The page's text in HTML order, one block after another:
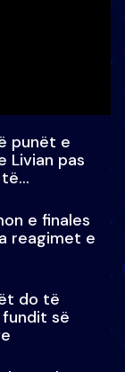
punët e
Livian pas
e finales
reagimet e
do të
së